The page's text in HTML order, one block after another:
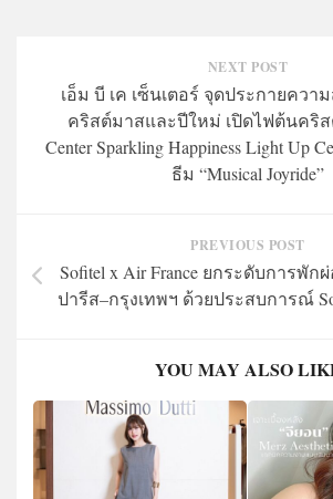
NEXT POST
เอ็ม บี เค เซ็นเตอร์ จุดประกายควา
คริสต์มาสและปีใหม่ เปิดไฟต้นคริ
Center Sparkling Happiness Light Up
ธีม “Musical Joyride”
PREVIOUS POST
Sofitel x Air France ยกระดับการพัก
ปารีส–กรุงเทพฯ ด้วยประสบการณ์
YOU MAY ALSO